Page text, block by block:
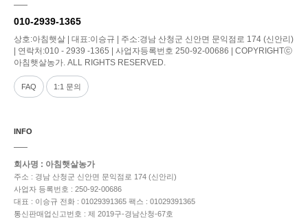
010-2939-1365
상호:아침햇살 | 대표:이승규 | 주소:경남 산청군 신안면 문익점로 174 (신안리)
| 연락처:010 - 2939 -1365 | 사업자등록번호 250-92-00686 | COPYRIGHTⓒ
아침햇살농가. ALL RIGHTS RESERVED.
FAQ 1:1 문의
INFO
회사명 : 아침햇살농가
주소 : 경남 산청군 신안면 문익점로 174 (신안리)
사업자 등록번호 : 250-92-00686
대표 : 이승규 전화 : 01029391365 팩스 : 01029391365
통신판매업신고번호 : 제 2019구-경남산청-67호